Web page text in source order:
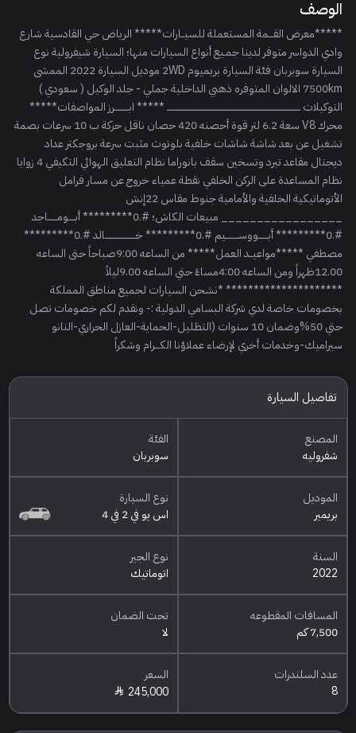
الوصف
*****معرض القـــمة المستعملة للسيــارات***** الرياض حي القادسية شارع
وادي الدواسر متوفر لدينا جمـيع أنواع السيارات منها؛ السيارة شيفرولية نوع
السيارة سوبربان فئة السيارة بريميوم 2WD موديل السيارة 2022 الممشى
7500km الالوان المتوفره ذهبي الداخلية جملي - جلد الوكيل ( سعودي )
التوكيلات ــــــــــــــــــــــــــــــــــــــــــــــــــــــــــــــــــــــــــــــــــــ ***** ابـــــــــرز المواصفات*****
محرك V8 سعة 6.2 لتر قوة أحصنه 420 حصان ناقل حركة ب 10 سرعات بصمة
تشغيل عن بعد شاشة شاشات خلفية بلوتوث مثبت سرعة بروجكتر عداد
ديجتال مقاعد تبرد وتسخين سقف بانوراما نظام التعليق الهوائي التكيفي 4 زوايا
نظام المساعدة على الركن الخلفي نقطة عمياء خروج عن مسار فرامل
الأتوماتيكية الخلفية والأمامية جنوط مقاس 22إنش
_________________ مبيعات الكاش؛ #.0********* أبــــومــــــاجد
#.0********* أبــــــووســــــــيم #.0********* خـــــــــــــــــــالد #.0*********
مصطفي *****مواعيــد العمل***** من الساعه 9:00صباحاً حتى الساعه
12.00ظهراً ومن الساعه 4:00مساءً حتي الساعه 9.00ليلاً
********************* *نشحن السيارات لجميع مناطق المملكة
بخصومات خاصة لدي شركة البسامي الدولية :- ونقدم لكم خصومات تصل
حتي 50%وضمان 10 سنوات (التظليل-الحماية-العازل الحراري-النانو
سيراميك-وخدمات أخري لإرضاء عملاؤنا الكـــرام وشكراً
تفاصيل السيارة
المصنع
شفروليه
الفئة
سوبربان
الموديل
بريمير
نوع السيارة
اس يو في 2 في 4
السنة
2022
نوع الجير
اتوماتيك
المسافات المقطوعه
7,500 كم
تحت الضمان
لا
عدد السلندرات
8
السعر
245,000